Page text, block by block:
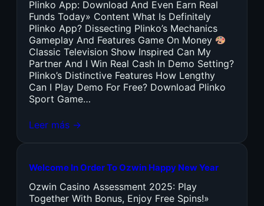
Plinko App: Download And Even Earn Real
Funds Today» Content What Is Definitely
Plinko App? Dissecting Plinko’s Mechanics
Gameplay And Features Game On Money
Classic Television Show Inspired Can My
Partner And I Win Real Cash In Demo Setting?
Plinko’s Distinctive Features How Lengthy
Can I Play Demo For Free? Download Plinko
Sport Game…
Leer más →
Welcome In Order To Ozwin Happy New Year
Ozwin Casino Assessment 2025: Play
Together With Bonus, Enjoy Free Spins!»